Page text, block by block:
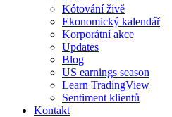
Kótování živě
Ekonomický kalendář
Korporátní akce
Updates
Blog
US earnings season
Learn TradingView
Sentiment klientů
Kontakt